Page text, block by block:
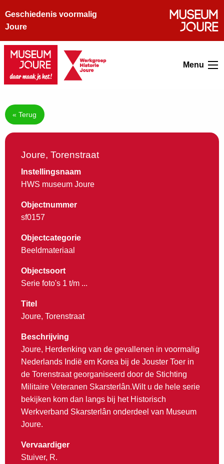
Geschiedenis voormalig
Joure
Menu
« Terug
Joure, Torenstraat
Instellingsnaam
HWS museum Joure
Objectnummer
sf0157
Objectcategorie
Beeldmateriaal
Objectsoort
Serie foto's 1 t/m ...
Titel
Joure, Torenstraat
Beschrijving
Joure, Herdenking van de gevallenen in voormalig
Nederlands Indië em Korea bij de Jouster Toer in
de Torenstraat georganiseerd door de Stichting
Militaire Veteranen Skarsterlân.Wilt u de hele serie
bekijken kom dan langs bij het Historisch
Werkverband Skarsterlân onderdeel van Museum
Joure.
Vervaardiger
Stuiver, R.